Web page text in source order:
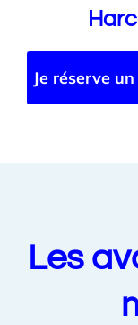
Je réserve
Les